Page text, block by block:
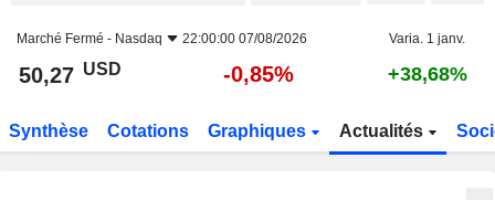
Marché Fermé - Nasdaq 22:00:00 07/08/2026 Varia. 1 janv.
50,27 USD -0,85% +38,68%
Synthèse Cotations Graphiques Actualités